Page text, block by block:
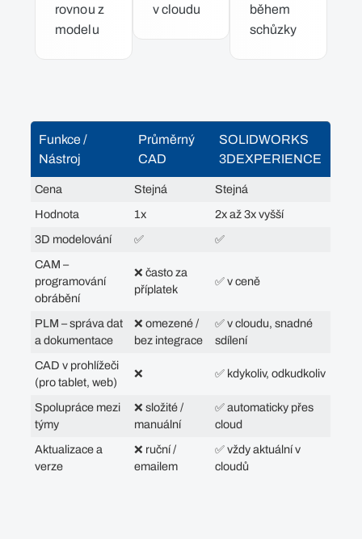
rovnou z
modelu
v cloudu
během
schůzky
Funkce /
Nástroj
Průměrný
CAD
SOLIDWORKS
3DEXPERIENCE
Cena Stejná
Stejná
Hodnota
1x
2x až 3x vyšší
3D modelování
✅
✅
CAM –
programování
obrábění
❌ často za
příplatek
✅v ceně
PLM – správa dat
a dokumentace
❌ omezené /
bez integrace
✅v cloudu, snadné
sdílení
CAD v prohlížeči
(pro tablet, web)
❌ ✅ kdykoliv, odkudkoliv
Spolupráce mezi
týmy
❌ složité /
manuální
✅automaticky přes
cloud
Aktualizace a
verze
❌ ruční /
emailem
✅vždy aktuální v
cloudů